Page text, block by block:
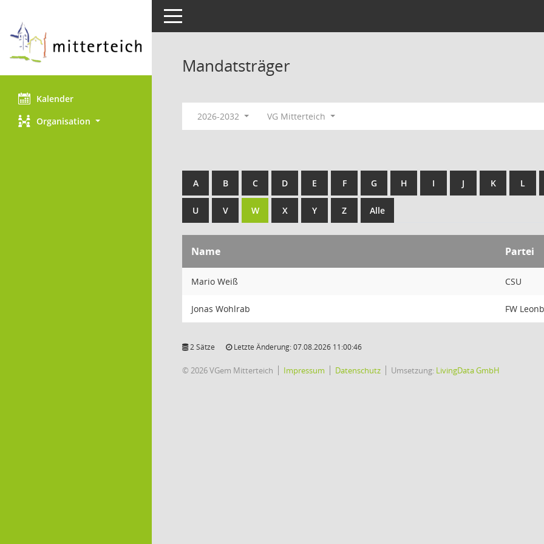
Kalender
Organisation
Toggle navigation
Mandatsträger
2026-2032 VG Mitterteich
A B C D E F G H I J K L
U V W X Y Z Alle
Name Partei
Mario Weiß CSU
Jonas Wohlrab FW
2 Sätze Letzte Änderung: 07.08.2026 11:00:46
© 2026 VGem Mitterteich Impressum Datenschutz Umsetzung: LivingData GmbH